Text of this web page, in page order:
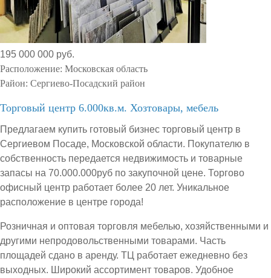
195 000 000 руб.
Расположение: Московская область
Район: Сергиево-Посадский район
Торговый центр 6.000кв.м. Хозтовары, мебель
Предлагаем купить готовый бизнес торговый центр в
Сергиевом Посаде, Московской области. Покупателю в
собственность передается недвижимость и товарные
запасы на 70.000.000руб по закупочной цене. Торгово
офисный центр работает более 20 лет. Уникальное
расположение в центре города!
Розничная и оптовая торговля мебелью, хозяйственными и
другими непродовольственными товарами. Часть
площадей сдано в аренду. ТЦ работает ежедневно без
выходных. Широкий ассортимент товаров. Удобное